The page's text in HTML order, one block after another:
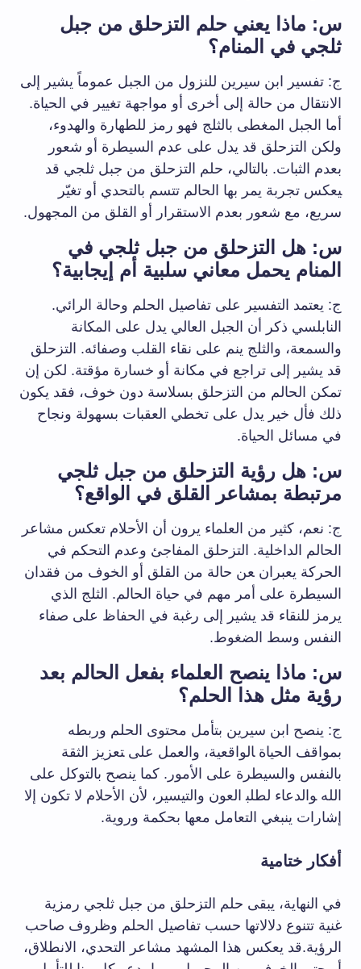
س: ماذا يعني‌ حلم ⁤التزحلق​ من​ جبل
⁢ثلجي في​ المنام؟
ج: تفسير ابن سيرين ⁤للنزول من⁢ الجبل عموماً يشير ⁤إلى
الانتقال من حالة إلى أخرى أو ⁤مواجهة تغيير في ‌الحياة.
أما الجبل المغطى⁢ بالثلج فهو رمز للطهارة والهدوء،
ولكن التزحلق قد يدل على عدم ​السيطرة ‌أو شعور
بعدم الثبات. بالتالي، حلم التزحلق من جبل ثلجي قد
‍يعكس تجربة يمر⁤ بها الحالم تتسم بالتحدي ⁤أو تغيّر
سريع، مع شعور ⁢بعدم الاستقرار أو ‌القلق ⁣من المجهول.
س: ‌هل التزحلق من جبل ⁢ثلجي في
المنام يحمل معاني سلبية أم إيجابية؟
ج: يعتمد التفسير على تفاصيل الحلم وحالة الرائي.
النابلسي ذكر أن الجبل العالي يدل ⁤على المكانة
والسمعة، والثلج ينم على ⁣نقاء القلب وصفائه. التزحلق
قد يشير ⁢إلى تراجع​ في ⁤مكانة ​أو ​خسارة مؤقتة.⁢ لكن إن ​
تمكن الحالم⁣ من التزحلق بسلاسة‍ دون خوف، فقد يكون
ذلك فأل خير يدل ⁤على تخطي العقبات بسهولة⁤ ونجاح
في مسائل الحياة.
س: هل​ رؤية التزحلق​ من جبل ثلجي
مرتبطة بمشاعر⁢ القلق في الواقع؟
ج: ​نعم، كثير⁤ من العلماء يرون أن الأحلام تعكس مشاعر
الحالم الداخلية. التزحلق المفاجئ وعدم التحكم ⁢في
الحركة يعبران ‍عن حالة من القلق أو⁤ الخوف من فقدان
السيطرة على⁣ أمر مهم​ في حياة الحالم. الثلج​ الذي
يرمز ⁢للنقاء قد يشير ⁣إلى رغبة ‌في الحفاظ ‌على صفاء ​
النفس ⁣وسط الضغوط.
س: ​ماذا ينصح العلماء بفعل الحالم ⁢بعد
رؤية مثل هذا الحلم؟
ج: ⁤ينصح ابن سيرين بتأمل ⁤محتوى ​الحلم وربطه
بمواقف الحياة ‍الواقعية، والعمل على ‍تعزيز الثقة
بالنفس والسيطرة على الأمور. كما ينصح⁢ بالتوكل على​
الله ‍والدعاء‌ لطلب‍ العون‌ والتيسير، لأن الأحلام لا تكون إلا
إشارات ينبغي التعامل معها بحكمة وروية.
أفكار ختامية
في النهاية، يبقى حلم التزحلق من جبل ثلجي ​رمزية
غنية تتنوع دلالاتها حسب​ تفاصيل الحلم وظروف صاحب⁢
الرؤية.قد يعكس هذا المشهد⁣ مشاعر ‌التحدي، الانطلاق،